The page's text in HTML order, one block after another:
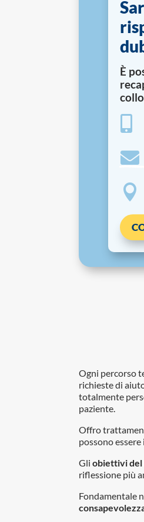
È



Ogni percorso
richieste di
totalmente
paziente.
Offro
possono
Gliobiettivi
riflessione più
Fondamentale